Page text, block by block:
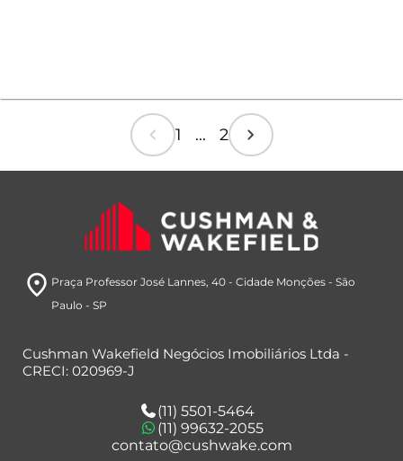
chevron_left 1 ... 2 chevron_right
room Praça Professor José Lannes, 40- Cidade Monções- São
Paulo - SP
Cushman Wakefield Negócios Imobiliários Ltda -
CRECI: 020969-J
(11) 5501-5464
(11) 99632-2055
contato@cushwake.com